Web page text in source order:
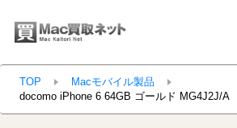
TOP
Macモバイル製品
docomo iPhone 6 64GB ゴールド MG4J2J/A